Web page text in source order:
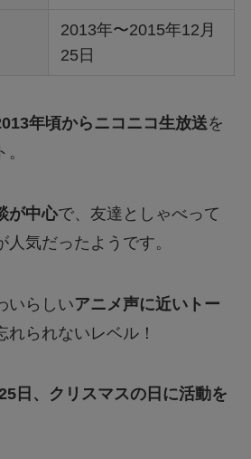
2013年〜2015年12月
25日
年頃からニコニコ生放送を
が中心で、友達としゃべって
気だったようです。
いらしいアニメ声に近いトー
れられないレベル！
日、クリスマスの日に活動を